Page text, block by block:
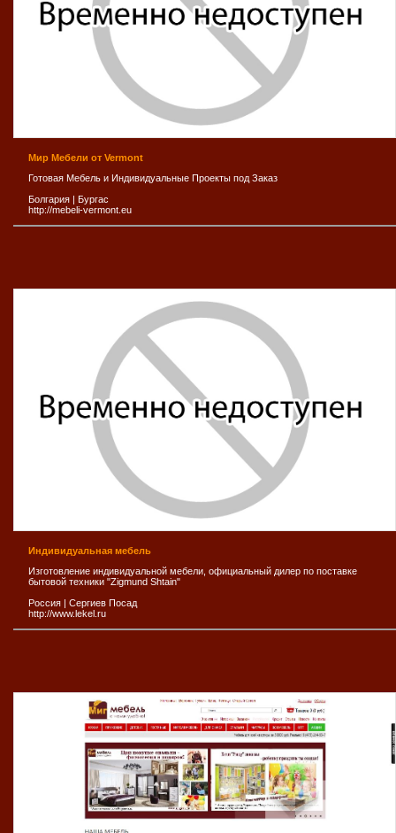
Мир Мебели от Vermont
Готовая Мебель и Индивидуальные Проекты под Заказ
Болгария | Бургас
http://mebeli-vermont.eu
Индивидуальная мебель
Изготовление индивидуальной мебели, официальный дилер по поставке
бытовой техники "Zigmund Shtain"
Россия | Сергиев Посад
http://www.lekel.ru